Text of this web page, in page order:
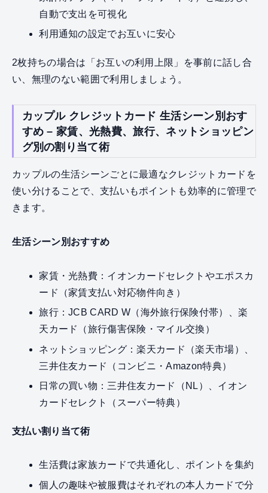
自動で支出を可視化
利用通知の設定でお互いに安心
2枚持ちの場合は「お互いの利用上限」を事前に話し合
い、無理のない範囲で利用しましょう。
カップル クレジットカード 生活シーン別おす
すめ – 家賃、光熱費、旅行、ネットショッピン
グ別の割り当て術
カップルの生活シーンごとに最適なクレジットカードを
使い分けることで、支払いもポイントも効率的に管理で
きます。
生活シーン別おすすめ
家賃・光熱費：イオンカードセレクトやエポスカ
ード（家賃支払い対応物件向き）
旅行：JCB CARD W（海外旅行保険付帯）、楽
天カード（旅行傷害保険・マイル交換）
ネットショッピング：楽天カード（楽天市場）、
三井住友カード（コンビニ・Amazon特典）
日常の買い物：三井住友カード（NL）、イオン
カードセレクト（スーパー特典）
支払い割り当て術
生活費は家族カードで共通化し、ポイントを集約
個人の趣味や被服費はそれぞれの本人カードで分